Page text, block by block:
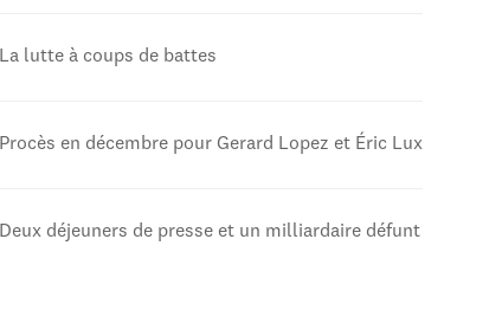
La lutte à coups de battes
Procès en décembre pour Gerard Lopez et Éric Lux
Deux déjeuners de presse et un milliardaire défunt